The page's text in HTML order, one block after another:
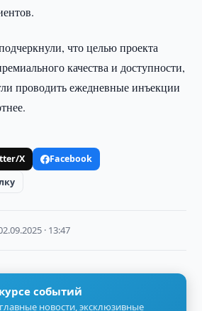
что целью проекта
качества и доступности,
проводить ежедневные инъекции
X
Facebook
· 13:47
событий
новости, эксклюзивные